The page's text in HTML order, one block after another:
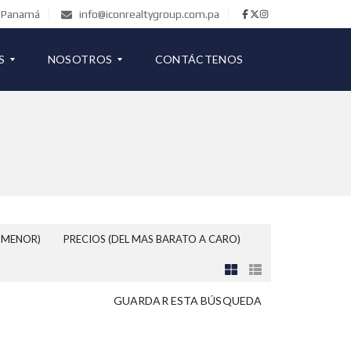
info@iconrealtygroup.com.pa
NOSOTROS CONTÁCTENOS
PRECIOS (DEL MAS BARATO A CARO)
GUARDAR ESTA BÚSQUEDA